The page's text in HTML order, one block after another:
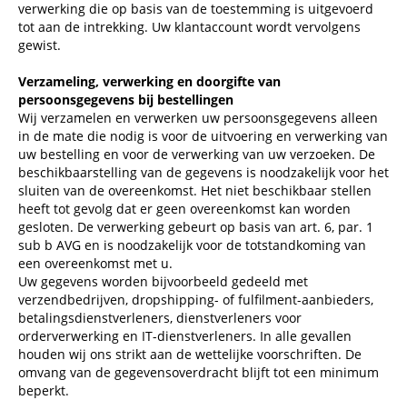
verwerking die op basis van de toestemming is uitgevoerd
tot aan de intrekking. Uw klantaccount wordt vervolgens
gewist.
Verzameling, verwerking en doorgifte van
persoonsgegevens bij bestellingen
Wij verzamelen en verwerken uw persoonsgegevens alleen
in de mate die nodig is voor de uitvoering en verwerking van
uw bestelling en voor de verwerking van uw verzoeken. De
beschikbaarstelling van de gegevens is noodzakelijk voor het
sluiten van de overeenkomst. Het niet beschikbaar stellen
heeft tot gevolg dat er geen overeenkomst kan worden
gesloten. De verwerking gebeurt op basis van art. 6, par. 1
sub b AVG en is noodzakelijk voor de totstandkoming van
een overeenkomst met u.
Uw gegevens worden bijvoorbeeld gedeeld met
verzendbedrijven, dropshipping- of fulfilment-aanbieders,
betalingsdienstverleners, dienstverleners voor
orderverwerking en IT-dienstverleners. In alle gevallen
houden wij ons strikt aan de wettelijke voorschriften. De
omvang van de gegevensoverdracht blijft tot een minimum
beperkt.